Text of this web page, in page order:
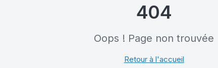
404
Oops ! Page non trouvée
Retour à l'accueil